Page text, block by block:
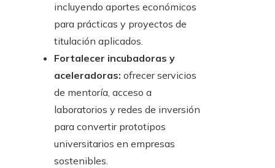
incluyendo aportes económicos
para prácticas y proyectos de
titulación aplicados.
Fortalecer incubadoras y
aceleradoras: ofrecer servicios
de mentoría, acceso a
laboratorios y redes de inversión
para convertir prototipos
universitarios en empresas
sostenibles.